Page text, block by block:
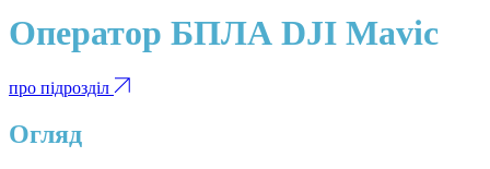
Оператор БПЛА DJI Mavic
про підрозділ
Огляд